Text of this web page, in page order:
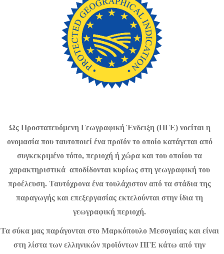
Ως Προστατευόμενη Γεωγραφική Ένδειξη (ΠΓΕ) νοείται η
ονομασία που ταυτοποιεί ένα προϊόν το οποίο κατάγεται από
συγκεκριμένο τόπο, περιοχή ή χώρα και του οποίου τα
χαρακτηριστικά αποδίδονται κυρίως στη γεωγραφική του
προέλευση. Ταυτόχρονα ένα τουλάχιστον από τα στάδια της
παραγωγής και επεξεργασίας εκτελούνται στην ίδια τη
γεωγραφική περιοχή.
Τα σύκα μας παράγονται στο Μαρκόπουλο Μεσογαίας και είναι
στη λίστα των ελληνικών προϊόντων ΠΓΕ κάτω από την